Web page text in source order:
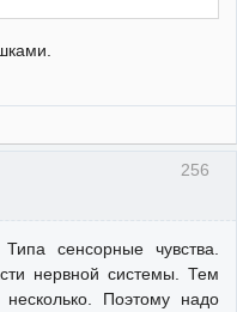
256
сенсорные чувства.
нервной системы. Тем
Поэтому надо